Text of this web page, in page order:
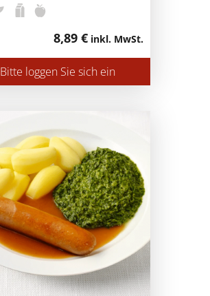
8,89 € inkl. MwSt.
Bitte loggen Sie sich ein